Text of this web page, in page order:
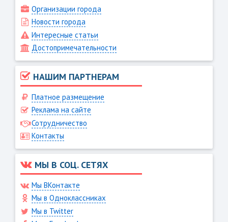
Организации города
Новости города
Интересные статьи
Достопримечательности
НАШИМ ПАРТНЕРАМ
Платное размещение
Реклама на сайте
Сотрудничество
Контакты
МЫ В СОЦ. СЕТЯХ
Мы ВКонтакте
Мы в Одноклассниках
Мы в Twitter